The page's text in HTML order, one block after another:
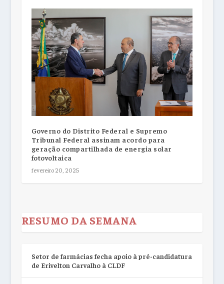
Governo do Distrito Federal e Supremo
Tribunal Federal assinam acordo para
geração compartilhada de energia solar
fotovoltaica
fevereiro 20, 2025
RESUMO DA SEMANA
Setor de farmácias fecha apoio à pré-candidatura
de Erivelton Carvalho à CLDF